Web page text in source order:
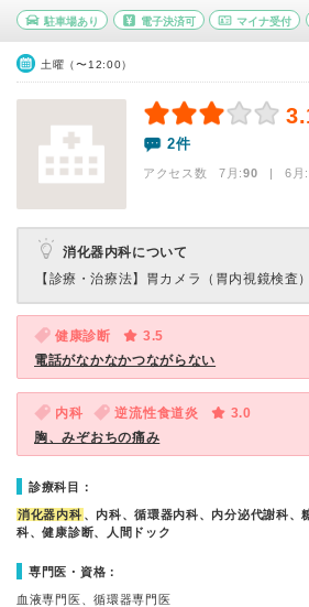
駐車場あり 電子決済可 マイナ受付
土曜（〜12:00）
2件
アクセス数 7月:90 | 6月:
消化器内科について
【診療・治療法】 胃カメラ（胃内視鏡検査）
健康診断
3.5
電話がなかなかつながらない
内科 逆流性食道炎
3.0
胸、みぞおちの痛み
診療科目：
消化器内科 、内科、循環器内科、内分泌代謝科、
科、健康診断、人間ドック
専門医・資格：
血液専門医、循環器専門医